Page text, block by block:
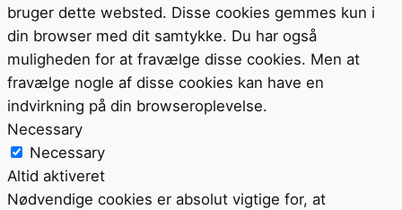
bruger dette websted. Disse cookies gemmes kun i
din browser med dit samtykke. Du har også
muligheden for at fravælge disse cookies. Men at
fravælge nogle af disse cookies kan have en
indvirkning på din browseroplevelse.
Necessary
Necessary
Altid aktiveret
Nødvendige cookies er absolut vigtige for, at